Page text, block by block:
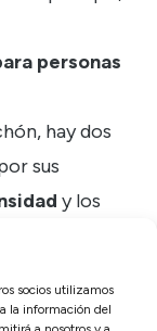
socios utilizamos
la información del
personas
hay dos
sus
y los
cada una.
comodidad